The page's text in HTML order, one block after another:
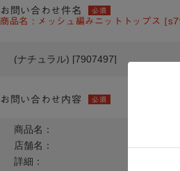
お問い合わせ件名 必須
商品名 : メッシュ編みニットトップス
お問い合わせ内容 必須